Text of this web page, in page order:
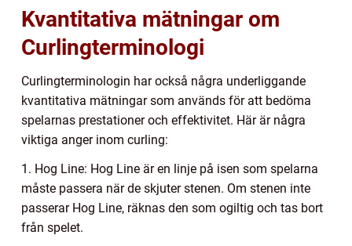
Kvantitativa mätningar om
Curlingterminologi
Curlingterminologin har också några underliggande
kvantitativa mätningar som används för att bedöma
spelarnas prestationer och effektivitet. Här är några
viktiga anger inom curling:
1. Hog Line: Hog Line är en linje på isen som spelarna
måste passera när de skjuter stenen. Om stenen inte
passerar Hog Line, räknas den som ogiltig och tas bort
från spelet.